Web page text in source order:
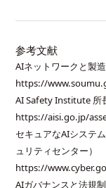
参考文献
AIネットワークと製
https://
AI Safety Institute 所
https://aisi.go.jp/
セキュアなAIシステ
ュリティセンター）
https://
AIガバナンスと法規